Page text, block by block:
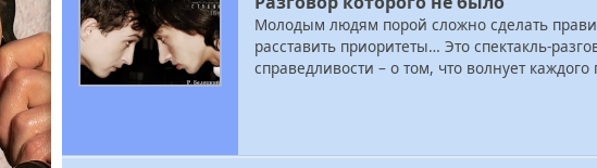
Молодым людям порой сложно сделать
расставить приоритеты… Это спектакль-
справедливости – о том, что волнует каждого